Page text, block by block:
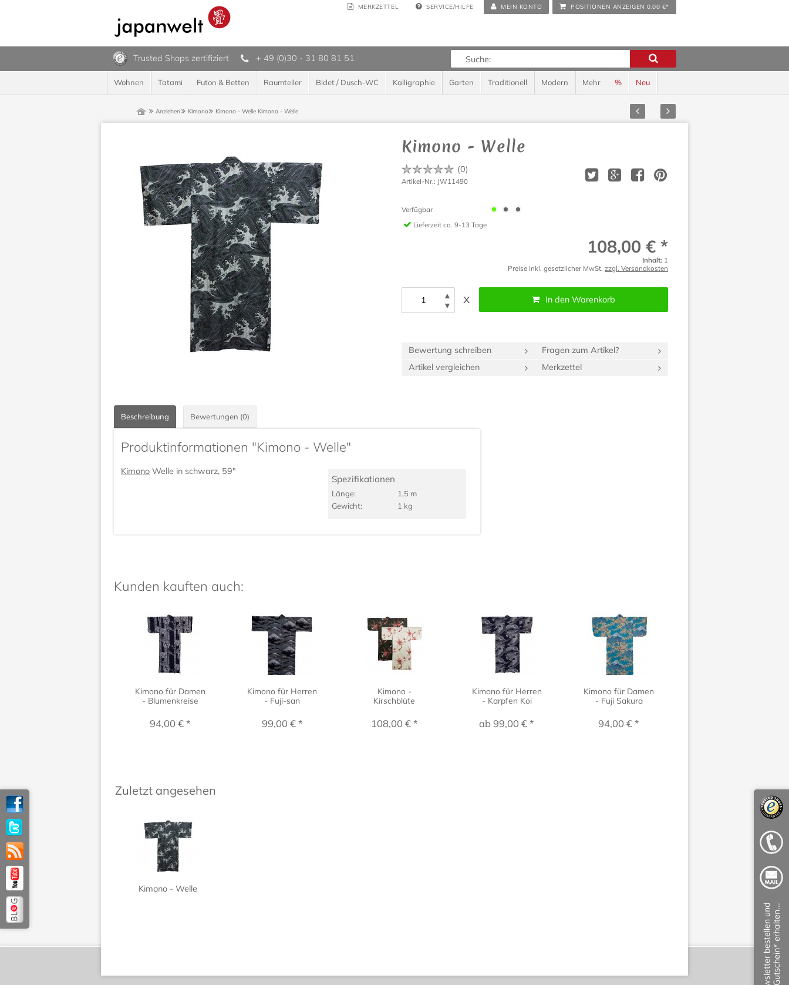
MERKZETTEL SERVICE/HILFE MEIN KONTO POSITIONEN ANZEIGEN 0,00 €*
Trusted Shops zertifiziert + 49 (0)30 - 31 80 81 51
Wohnen Tatami Futon & Betten Raumteiler Bidet / Dusch-WC Kalligraphie Garten Traditionell Modern Mehr % Neu
Anziehen Kimono Kimono - Welle Kimono - Welle Zurück Vor
Kimono - Welle
(0)
Artikel-Nr.: JW11490
Verfügbar
Lieferzeit ca. 9-13 Tage
108,00 € *
Inhalt: 1
Preise inkl. gesetzlicher MwSt. zzgl. Versandkosten
▲
▼
x In den Warenkorb
Bewertung schreiben
Fragen zum Artikel?
Artikel vergleichen
Merkzettel
Beschreibung Bewertungen (0)
Produktinformationen "Kimono - Welle"
Spezifikationen
Länge:
1,5 m
Gewicht:
1 kg
Kimono Welle in schwarz, 59"
Kunden kauften auch:
Kimono für Damen
- Blumenkreise
94,00 € *
Kimono für Herren
- Fuji-san
99,00 € *
Kimono -
Kirschblüte
108,00 € *
Kimono für Herren
- Karpfen Koi
ab 99,00 € *
Kimono für Damen
- Fuji Sakura
94,00 € *
Zuletzt angesehen
Kimono - Welle